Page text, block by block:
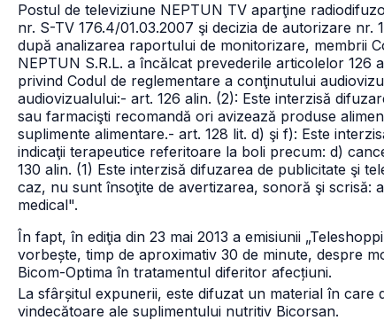
Postul de televiziune NEPTUN TV aparţine
nr. S-TV 176.4/01.03.2007 şi decizia de autorizare nr.
după analizarea raportului de monitorizare, membrii
NEPTUN S.R.L. a încălcat prevederile articolelor 126
privind Codul de reglementare a conţinutului
audiovizualului:- art. 126 alin. (2): Este interzisă
sau farmacişti recomandă ori avizează produse
suplimente alimentare.- art. 128 lit. d) şi f): Este
indicaţii terapeutice referitoare la boli precum: d)
130 alin. (1) Este interzisă difuzarea de publicitate şi
caz, nu sunt însoţite de avertizarea, sonoră şi scrisă:
medical".
În fapt, în ediţia din 23 mai 2013 a emisiunii
vorbește, timp de aproximativ 30 de minute, despre
Bicom-Optima în tratamentul diferitor afecțiuni.
La sfârșitul expunerii, este difuzat un material în
vindecătoare ale suplimentului nutritiv Bicorsan.